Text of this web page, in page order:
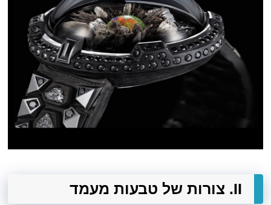
II. צורות של טבעות מעמד